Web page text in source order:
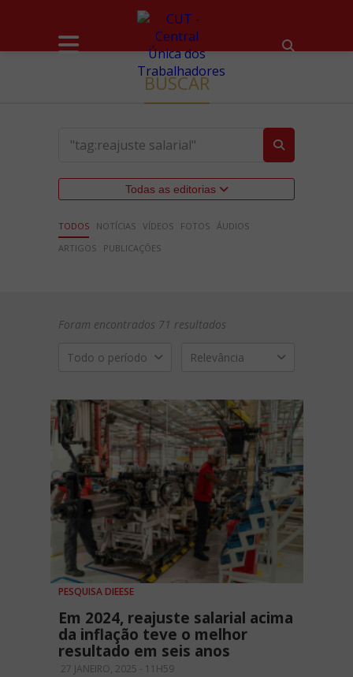
BUSCAR
Todas as editorias
TODOS NOTÍCIAS VÍDEOS FOTOS ÁUDIOS
ARTIGOS
PUBLICAÇÕES
Foram encontrados 71 resultados
Todo o período Relevância
PESQUISA DIEESE
Em 2024, reajuste salarial acima
da inflação teve o melhor
resultado em seis anos
27 JANEIRO, 2025 - 11H59